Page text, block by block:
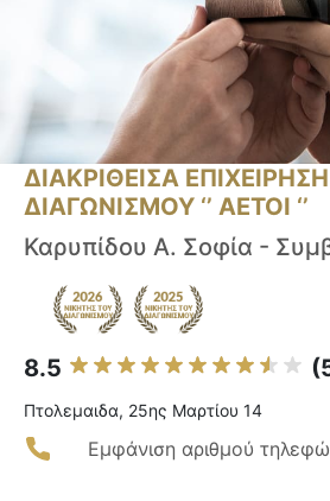
ΔΙΑΚΡΙΘΕΙΣΑ
ΔΙΑΓΩΝΙΣΜΟΥ ‘’ ΑΕΤΟΙ ‘’
Καρυπίδου Α. Σοφία -
8.5
Πτολεμαιδα, 25ης Μαρτίου 14
Εμφάνιση αριθμού